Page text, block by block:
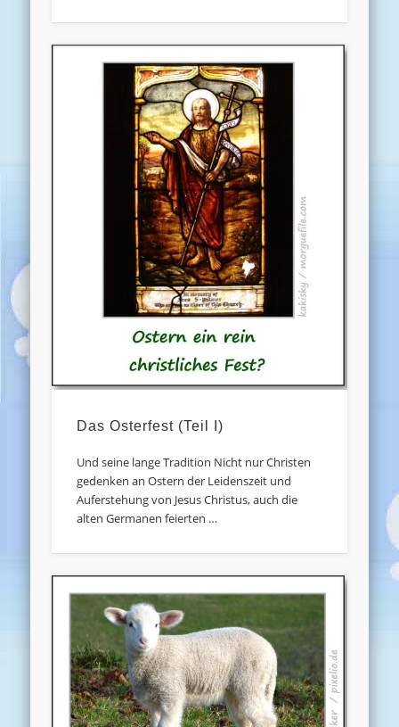
Das Osterfest (Teil I)
Und seine lange Tradition Nicht nur Christen
gedenken an Ostern der Leidenszeit und
Auferstehung von Jesus Christus, auch die
alten Germanen feierten …